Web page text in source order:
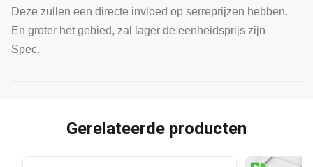
Deze zullen een directe invloed op serreprijzen hebben.
En groter het gebied, zal lager de eenheidsprijs zijn
Spec.
Gerelateerde producten